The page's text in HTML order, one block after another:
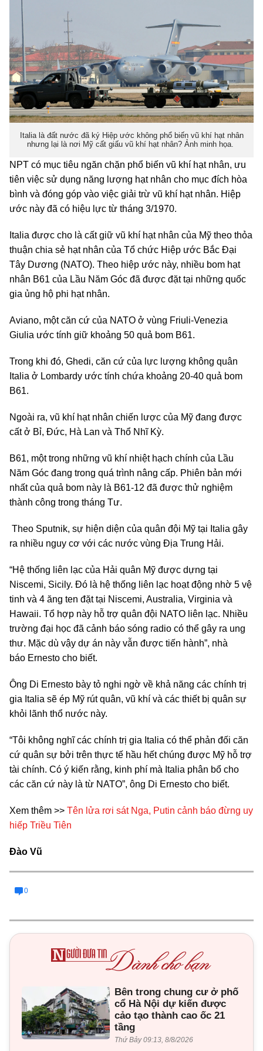
Italia là đất nước đã ký Hiệp ước không phổ biến vũ khí hạt nhân
nhưng lại là nơi Mỹ cất giấu vũ khí hạt nhân? Ảnh minh họa.
NPT có mục tiêu ngăn chặn phổ biến vũ khí hạt nhân, ưu
tiên việc sử dụng năng lượng hạt nhân cho mục đích hòa
bình và đóng góp vào việc giải trừ vũ khí hạt nhân. Hiệp
ước này đã có hiệu lực từ tháng 3/1970.
Italia được cho là cất giữ vũ khí hạt nhân của Mỹ theo thỏa
thuận chia sẻ hạt nhân của Tổ chức Hiệp ước Bắc Đại
Tây Dương (NATO). Theo hiệp ước này, nhiều bom hạt
nhân B61 của Lầu Năm Góc đã được đặt tại những quốc
gia ủng hộ phi hạt nhân.
Aviano, một căn cứ của NATO ở vùng Friuli-Venezia
Giulia ước tính giữ khoảng 50 quả bom B61.
Trong khi đó, Ghedi, căn cứ của lực lượng không quân
Italia ở Lombardy ước tính chứa khoảng 20-40 quả bom
B61.
Ngoài ra, vũ khí hạt nhân chiến lược của Mỹ đang được
cất ở Bỉ, Đức, Hà Lan và Thổ Nhĩ Kỳ.
B61, một trong những vũ khí nhiệt hạch chính của Lầu
Năm Góc đang trong quá trình nâng cấp. Phiên bản mới
nhất của quả bom này là B61-12 đã được thử nghiệm
thành công trong tháng Tư.
Theo Sputnik, sự hiện diện của quân đội Mỹ tại Italia gây
ra nhiều nguy cơ với các nước vùng Địa Trung Hải.
“Hệ thống liên lạc của Hải quân Mỹ được dựng tại
Niscemi, Sicily. Đó là hệ thống liên lạc hoạt động nhờ 5 vệ
tinh và 4 ăng ten đặt tại Niscemi, Australia, Virginia và
Hawaii. Tổ hợp này hỗ trợ quân đội NATO liên lạc. Nhiều
trường đại học đã cảnh báo sóng radio có thể gây ra ung
thư. Mặc dù vậy dự án này vẫn được tiến hành”, nhà
báo Ernesto cho biết.
Ông Di Ernesto bày tỏ nghi ngờ về khả năng các chính trị
gia Italia sẽ ép Mỹ rút quân, vũ khí và các thiết bị quân sự
khỏi lãnh thổ nước này.
“Tôi không nghĩ các chính trị gia Italia có thể phản đối căn
cứ quân sự bởi trên thực tế hầu hết chúng được Mỹ hỗ trợ
tài chính. Có ý kiến rằng, kinh phí mà Italia phân bổ cho
các căn cứ này là từ NATO”, ông Di Ernesto cho biết.
Xem thêm >> Tên lửa rơi sát Nga, Putin cảnh báo đừng uy
hiếp Triều Tiên
Đào Vũ
0
Bên trong chung cư ở phố
cổ Hà Nội dự kiến được
cảo tạo thành cao ốc 21
tầng
Thứ Bảy 09:13, 8/8/2026